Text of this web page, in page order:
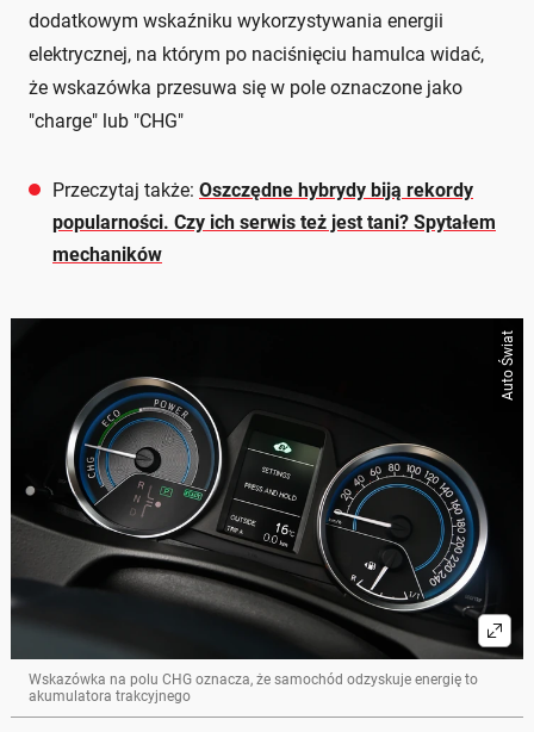
dodatkowym wskaźniku wykorzystywania energii
elektrycznej, na którym po naciśnięciu hamulca widać,
że wskazówka przesuwa się w pole oznaczone jako
"charge" lub "CHG"
Przeczytaj także: Oszczędne hybrydy biją rekordy
popularności. Czy ich serwis też jest tani? Spytałem
mechaników
Auto Świat
Wskazówka na polu CHG oznacza, że samochód odzyskuje energię to
akumulatora trakcyjnego